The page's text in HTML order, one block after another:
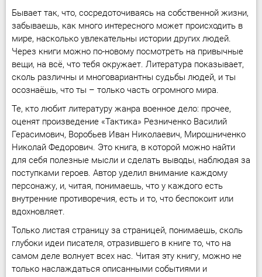
Бывает так, что, сосредоточиваясь на собственной жизни,
забываешь, как много интересного может происходить в
мире, насколько увлекательны истории других людей.
Через книги можно по-новому посмотреть на привычные
вещи, на всё, что тебя окружает. Литература показывает,
сколь различны и многовариантны судьбы людей, и ты
осознаёшь, что ты – только часть огромного мира.
Те, кто любит литературу жанра военное дело: прочее,
оценят произведение «Тактика» Резниченко Василий
Герасимович, Воробьев Иван Николаевич, Мирошниченко
Николай Федорович. Это книга, в которой можно найти
для себя полезные мысли и сделать выводы, наблюдая за
поступками героев. Автор уделил внимание каждому
персонажу, и, читая, понимаешь, что у каждого есть
внутренние противоречия, есть и то, что беспокоит или
вдохновляет.
Только листая страницу за страницей, понимаешь, сколь
глубоки идеи писателя, отразившего в книге то, что на
самом деле волнует всех нас. Читая эту книгу, можно не
только наслаждаться описанными событиями и